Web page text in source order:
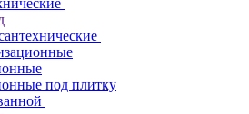
под плитку